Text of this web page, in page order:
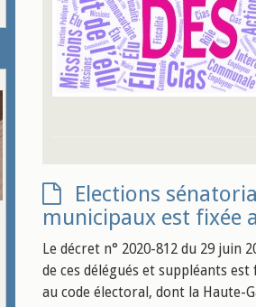
Elections
municipaux est fixée
Le décret n° 2020-812 du 29
de ces délégués et suppléants
au code électoral, dont la Haute-